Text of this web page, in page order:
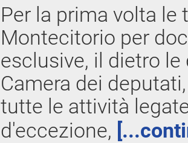
Per la prima volta le
Montecitorio per
esclusive, il dietro
Camera dei
tutte le attività
d'eccezione,